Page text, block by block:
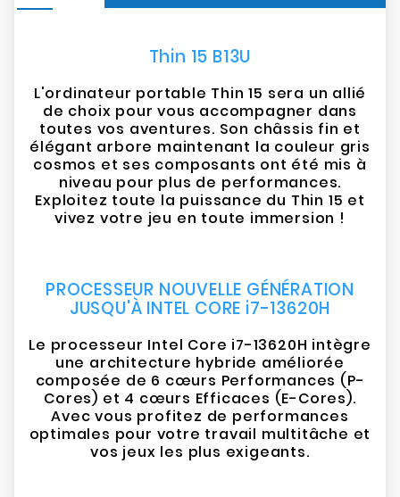
Thin 15 B13U
L'ordinateur portable Thin 15 sera un allié
de choix pour vous accompagner dans
toutes vos aventures. Son châssis fin et
élégant arbore maintenant la couleur gris
cosmos et ses composants ont été mis à
niveau pour plus de performances.
Exploitez toute la puissance du Thin 15 et
vivez votre jeu en toute immersion !
PROCESSEUR NOUVELLE GÉNÉRATION
JUSQU'À INTEL CORE i7-13620H
Le processeur Intel Core i7-13620H intègre
une architecture hybride améliorée
composée de 6 cœurs Performances (P-
Cores) et 4 cœurs Efficaces (E-Cores).
Avec vous profitez de performances
optimales pour votre travail multitâche et
vos jeux les plus exigeants.